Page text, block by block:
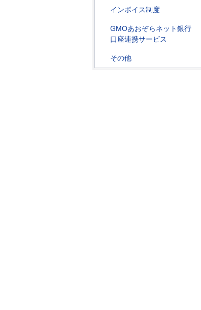
インボイス制度
GMOあおぞらネット銀行
口座連携サービス
その他